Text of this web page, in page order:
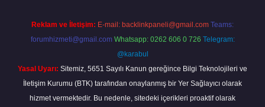
Reklam ve İletişim: E-mail: backlinkpaneli@gmail.com Teams:
forumhizmeti@gmail.com Whatsapp: 0262 606 0 726 Telegram:
@karabul
Yasal Uyarı: Sitemiz, 5651 Sayılı Kanun gereğince Bilgi Teknolojileri ve
İletişim Kurumu (BTK) tarafından onaylanmış bir Yer Sağlayıcı olarak
hizmet vermektedir. Bu nedenle, sitedeki içerikleri proaktif olarak